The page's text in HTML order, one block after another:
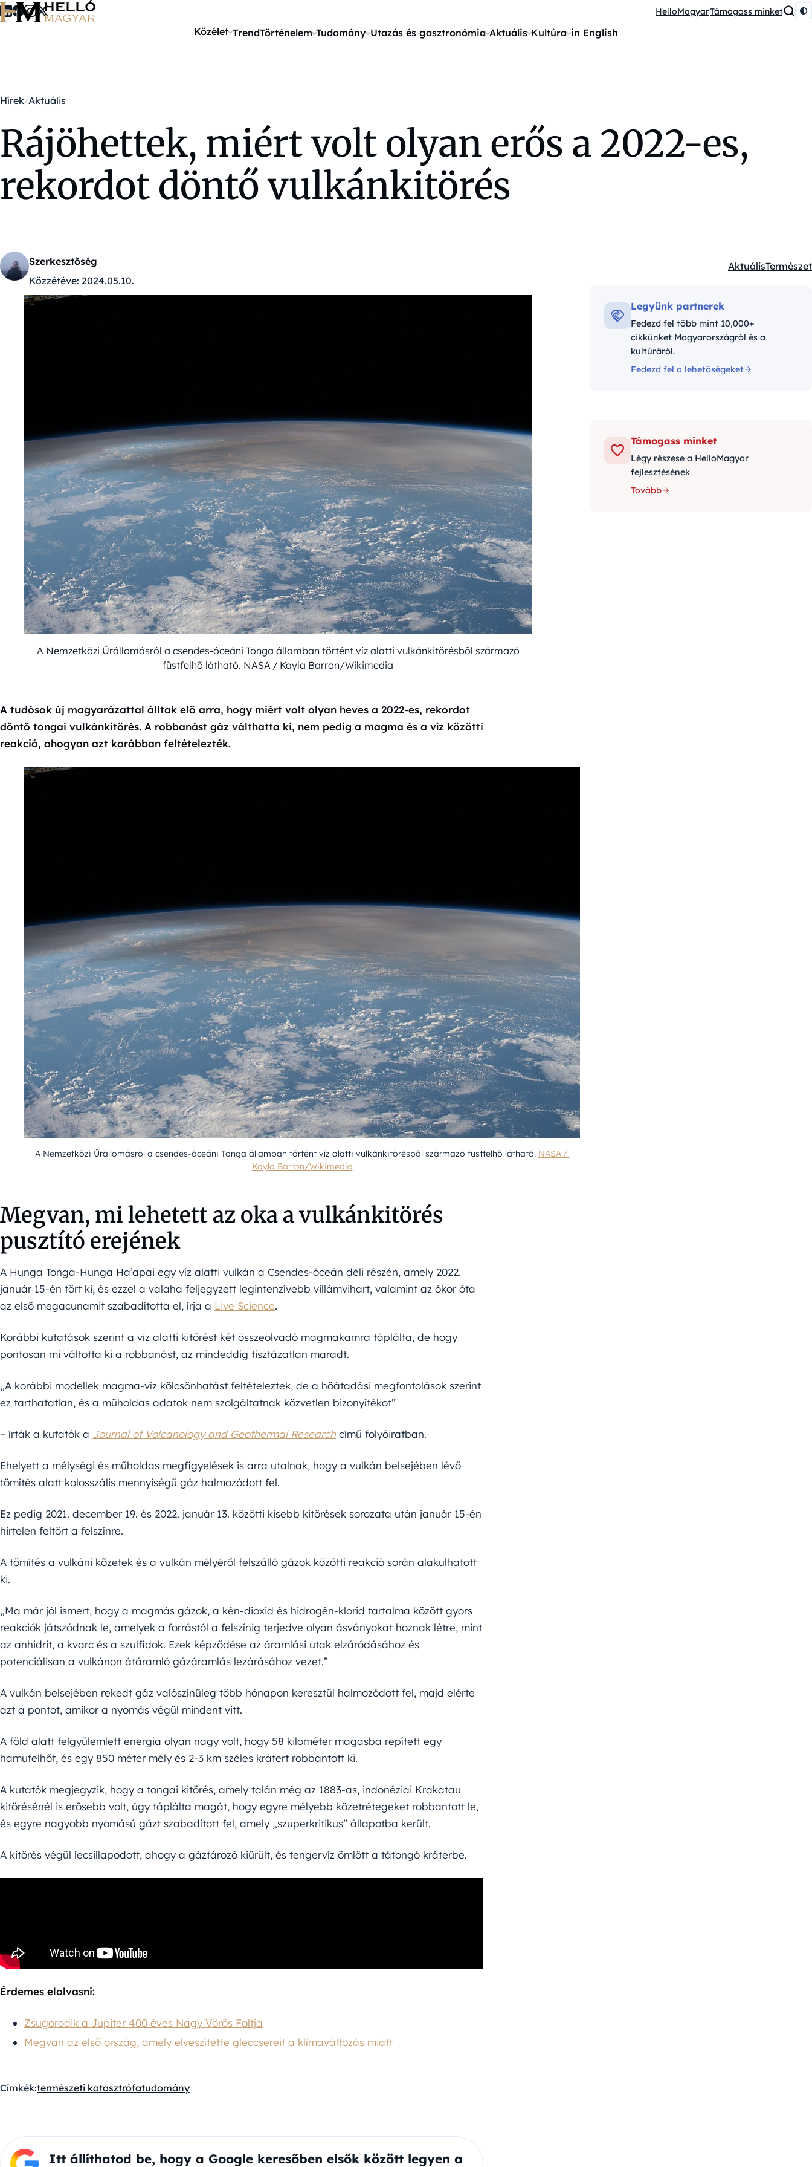
Ugrás a tartalomra HelloMagyarTámogass minket
Közélet TrendTörténelem Tudomány Utazás és gasztronómia Aktuális Kultúra in English
Hírek Aktuális
Rájöhettek, miért volt olyan erős a 2022-es,
rekordot döntő vulkánkitörés
Szerkesztőség
Közzétéve: 2024.05.10.
Kategóriák:
AktuálisTermészet
A Nemzetközi Űrállomásról a csendes-óceáni Tonga államban történt víz alatti vulkánkitörésből származó
füstfelhő látható. NASA / Kayla Barron/Wikimedia
A tudósok új magyarázattal álltak elő arra, hogy miért volt olyan heves a 2022-es, rekordot
döntő tongai vulkánkitörés. A robbanást gáz válthatta ki, nem pedig a magma és a víz közötti
reakció, ahogyan azt korábban feltételezték.
A Nemzetközi Űrállomásról a csendes-óceáni Tonga államban történt víz alatti vulkánkitörésből származó füstfelhő látható. NASA /
Kayla Barron/Wikimedia
Megvan, mi lehetett az oka a vulkánkitörés
pusztító erejének
A Hunga Tonga-Hunga Ha’apai egy víz alatti vulkán a Csendes-óceán déli részén, amely 2022.
január 15-én tört ki, és ezzel a valaha feljegyzett legintenzívebb villámvihart, valamint az ókor óta
az első megacunamit szabadította el, írja a Live Science.
Korábbi kutatások szerint a víz alatti kitörést két összeolvadó magmakamra táplálta, de hogy
pontosan mi váltotta ki a robbanást, az mindeddig tisztázatlan maradt.
„A korábbi modellek magma-víz kölcsönhatást feltételeztek, de a hőátadási megfontolások szerint
ez tarthatatlan, és a műholdas adatok nem szolgáltatnak közvetlen bizonyítékot”
– írták a kutatók a Journal of Volcanology and Geothermal Research című folyóiratban.
Ehelyett a mélységi és műholdas megfigyelések is arra utalnak, hogy a vulkán belsejében lévő
tömítés alatt kolosszális mennyiségű gáz halmozódott fel.
Ez pedig 2021. december 19. és 2022. január 13. közötti kisebb kitörések sorozata után január 15-én
hirtelen feltört a felszínre.
A tömítés a vulkáni kőzetek és a vulkán mélyéről felszálló gázok közötti reakció során alakulhatott
ki.
„Ma már jól ismert, hogy a magmás gázok, a kén-dioxid és hidrogén-klorid tartalma között gyors
reakciók játszódnak le, amelyek a forrástól a felszínig terjedve olyan ásványokat hoznak létre, mint
az anhidrit, a kvarc és a szulfidok. Ezek képződése az áramlási utak elzáródásához és
potenciálisan a vulkánon átáramló gázáramlás lezárásához vezet.”
A vulkán belsejében rekedt gáz valószínűleg több hónapon keresztül halmozódott fel, majd elérte
azt a pontot, amikor a nyomás végül mindent vitt.
A föld alatt felgyülemlett energia olyan nagy volt, hogy 58 kilométer magasba repített egy
hamufelhőt, és egy 850 méter mély és 2-3 km széles krátert robbantott ki.
A kutatók megjegyzik, hogy a tongai kitörés, amely talán még az 1883-as, indonéziai Krakatau
kitörésénél is erősebb volt, úgy táplálta magát, hogy egyre mélyebb kőzetrétegeket robbantott le,
és egyre nagyobb nyomású gázt szabadított fel, amely „szuperkritikus” állapotba került.
A kitörés végül lecsillapodott, ahogy a gáztározó kiürült, és tengervíz ömlött a tátongó kráterbe.
Érdemes elolvasni:
Zsugorodik a Jupiter 400 éves Nagy Vörös Foltja
Megvan az első ország, amely elveszítette gleccsereit a klímaváltozás miatt
Címkék:természeti katasztrófatudomány
Itt állíthatod be, hogy a Google keresőben elsők között legyen a
Legyünk partnerek
Fedezd fel több mint 10,000+
cikkünket Magyarországról és a
kultúráról.
Fedezd fel a lehetőségeket
Támogass minket
Légy részese a HelloMagyar
fejlesztésének
Tovább